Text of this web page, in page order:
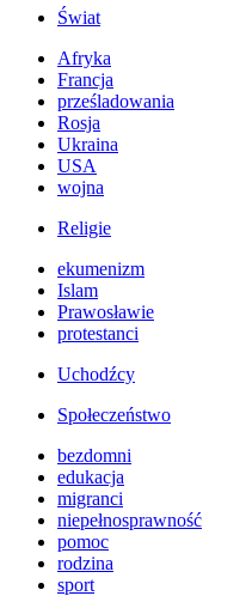
Świat
Afryka
Francja
prześladowania
Rosja
Ukraina
USA
wojna
Religie
ekumenizm
Islam
Prawosławie
protestanci
Uchodźcy
Społeczeństwo
bezdomni
edukacja
migranci
niepełnosprawność
pomoc
rodzina
sport